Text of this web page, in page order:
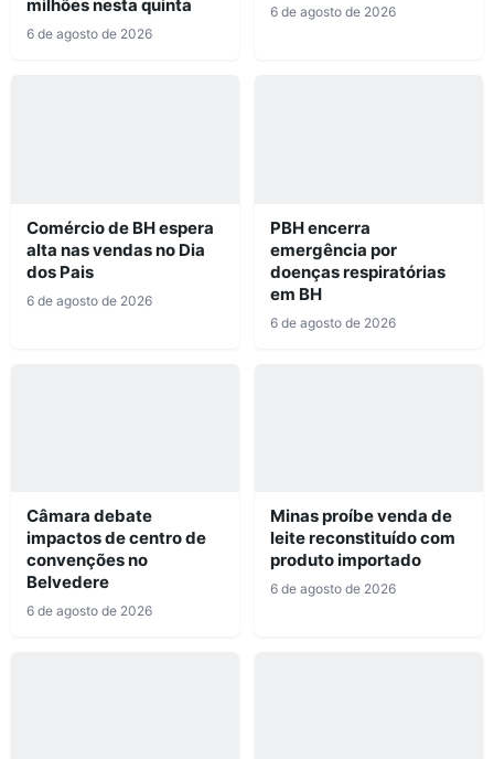
milhões nesta quinta
6 de agosto de 2026
6 de agosto de 2026
Comércio de BH espera
alta nas vendas no Dia
dos Pais
6 de agosto de 2026
PBH encerra
emergência por
doenças respiratórias
em BH
6 de agosto de 2026
Câmara debate
impactos de centro de
convenções no
Belvedere
6 de agosto de 2026
Minas proíbe venda de
leite reconstituído com
produto importado
6 de agosto de 2026